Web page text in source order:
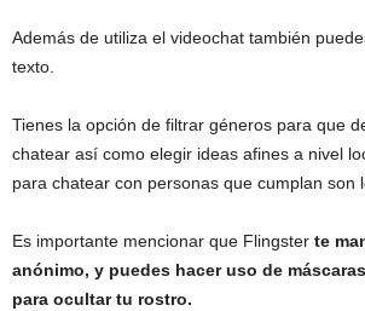
Además de utiliza el videochat también
texto.
Tienes la opción de filtrar géneros para que
chatear así como elegir ideas afines a nivel
para chatear con personas que cumplan son
Es importante mencionar que Flingster te
anónimo, y puedes hacer uso de
para ocultar tu rostro.